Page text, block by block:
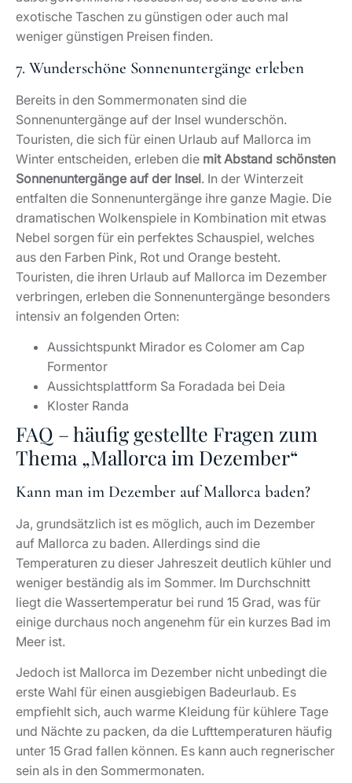
exotische Taschen zu günstigen oder auch mal
weniger günstigen Preisen finden.
7. Wunderschöne Sonnenuntergänge erleben
Bereits in den Sommermonaten sind die
Sonnenuntergänge auf der Insel wunderschön.
Touristen, die sich für einen Urlaub auf Mallorca im
Winter entscheiden, erleben die mit Abstand schönsten
Sonnenuntergänge auf der Insel. In der Winterzeit
entfalten die Sonnenuntergänge ihre ganze Magie. Die
dramatischen Wolkenspiele in Kombination mit etwas
Nebel sorgen für ein perfektes Schauspiel, welches
aus den Farben Pink, Rot und Orange besteht.
Touristen, die ihren Urlaub auf Mallorca im Dezember
verbringen, erleben die Sonnenuntergänge besonders
intensiv an folgenden Orten:
Aussichtspunkt Mirador es Colomer am Cap
Formentor
Aussichtsplattform Sa Foradada bei Deia
Kloster Randa
FAQ – häufig gestellte Fragen zum
Thema „Mallorca im Dezember“
Kann man im Dezember auf Mallorca baden?
Ja, grundsätzlich ist es möglich, auch im Dezember
auf Mallorca zu baden. Allerdings sind die
Temperaturen zu dieser Jahreszeit deutlich kühler und
weniger beständig als im Sommer. Im Durchschnitt
liegt die Wassertemperatur bei rund 15 Grad, was für
einige durchaus noch angenehm für ein kurzes Bad im
Meer ist.
Jedoch ist Mallorca im Dezember nicht unbedingt die
erste Wahl für einen ausgiebigen Badeurlaub. Es
empfiehlt sich, auch warme Kleidung für kühlere Tage
und Nächte zu packen, da die Lufttemperaturen häufig
unter 15 Grad fallen können. Es kann auch regnerischer
sein als in den Sommermonaten.